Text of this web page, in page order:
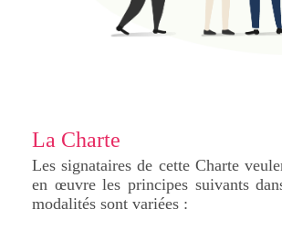
La Charte
Les signataires de cette Charte
en œuvre les principes suivants
modalités sont variées :